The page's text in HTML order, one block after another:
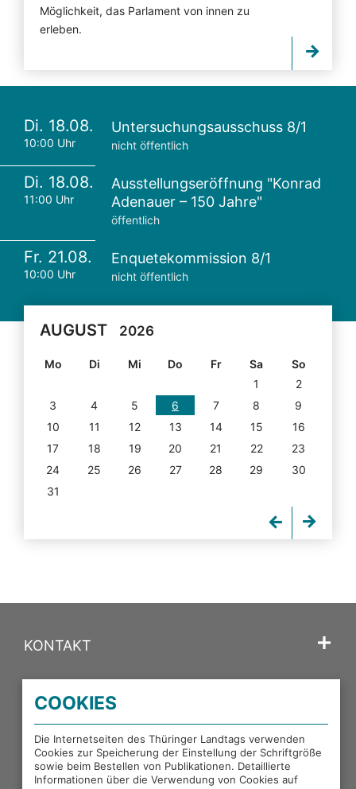
Möglichkeit, das Parlament von innen zu
erleben.
Di. 18.08.
10:00 Uhr
Untersuchungsausschuss 8/1
nicht öffentlich
Di. 18.08.
11:00 Uhr
Ausstellungseröffnung "Konrad
Adenauer – 150 Jahre"
öffentlich
Fr. 21.08.
10:00 Uhr
Enquetekommission 8/1
nicht öffentlich
AUGUST 2026
Mo Di Mi Do Fr Sa
So
1
2
3
4 5 6 7 8
9
10
11 12 13 14 15
16
17
18 19 20 21 22
23
24
25 26 27 28 29
30
31
KONTAKT
PORTALE DES THÜRINGER LANDTAGS
EXTERNE LINKS
COOKIES
Die Internetseiten des Thüringer Landtags verwenden
Cookies zur Speicherung der Einstellung der Schriftgröße
sowie beim Bestellen von Publikationen. Detaillierte
Informationen über die Verwendung von Cookies auf